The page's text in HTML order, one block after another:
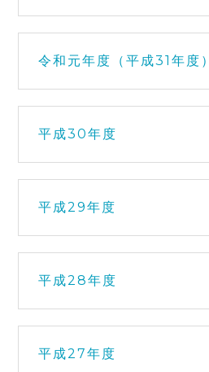
令和元年度（平成31年度）
平成30年度
平成29年度
平成28年度
平成27年度